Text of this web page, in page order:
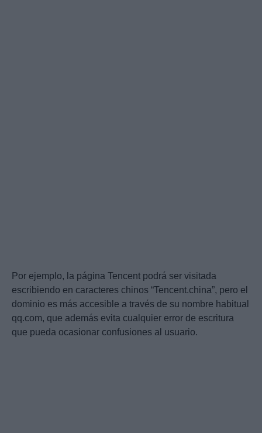
Por ejemplo, la página Tencent podrá ser visitada
escribiendo en caracteres chinos “Tencent.china”, pero el
dominio es más accesible a través de su nombre habitual
qq.com, que además evita cualquier error de escritura
que pueda ocasionar confusiones al usuario.